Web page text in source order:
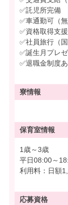
✅託児所完備
✅車通勤可（
✅資格取得支
✅社員旅行（
✅誕生月プレ
✅退職金制度
寮情報
保育室情報
1歳～3歳
平日08:00～
利用料：日額
応募資格